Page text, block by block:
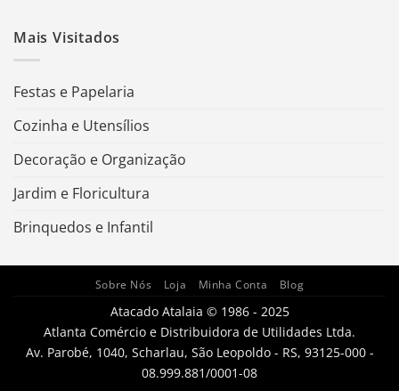
Mais Visitados
Festas e Papelaria
Cozinha e Utensílios
Decoração e Organização
Jardim e Floricultura
Brinquedos e Infantil
Sobre Nós Loja Minha Conta Blog
Atacado Atalaia © 1986 - 2025
Atlanta Comércio e Distribuidora de Utilidades Ltda.
Av. Parobé, 1040, Scharlau, São Leopoldo - RS, 93125-000 -
08.999.881/0001-08